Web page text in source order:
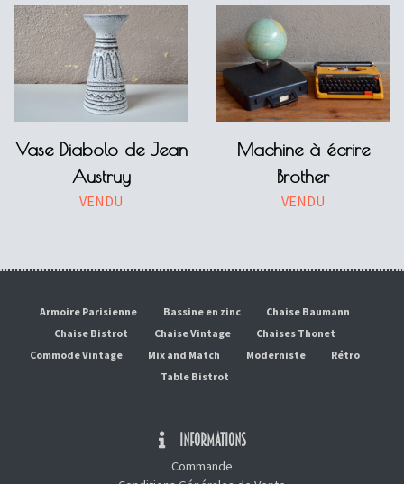
Vase Diabolo de Jean
Austruy
VENDU
Machine à écrire
Brother
VENDU
Armoire Parisienne Bassine en zinc
Chaise Baumann
Chaise Bistrot
Chaise Vintage
Chaises Thonet
Commode Vintage
Mix and Match Moderniste
Rétro
Table Bistrot
INFORMATIONS
Commande